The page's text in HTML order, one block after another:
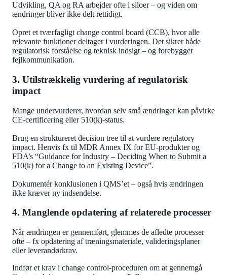
Udvikling, QA og RA arbejder ofte i siloer – og viden om
ændringer bliver ikke delt rettidigt.
Opret et tværfagligt change control board (CCB), hvor alle
relevante funktioner deltager i vurderingen. Det sikrer både
regulatorisk forståelse og teknisk indsigt – og forebygger
fejlkommunikation.
3. Utilstrækkelig vurdering af regulatorisk
impact
Mange undervurderer, hvordan selv små ændringer kan påvirke
CE-certificering eller 510(k)-status.
Brug en struktureret decision tree til at vurdere regulatory
impact. Henvis fx til MDR Annex IX for EU-produkter og
FDA’s “Guidance for Industry – Deciding When to Submit a
510(k) for a Change to an Existing Device”.
Dokumentér konklusionen i QMS’et – også hvis ændringen
ikke kræver ny indsendelse.
4. Manglende opdatering af relaterede processer
Når ændringen er gennemført, glemmes de afledte processer
ofte – fx opdatering af træningsmateriale, valideringsplaner
eller leverandørkrav.
Indfør et krav i change control-proceduren om at gennemgå